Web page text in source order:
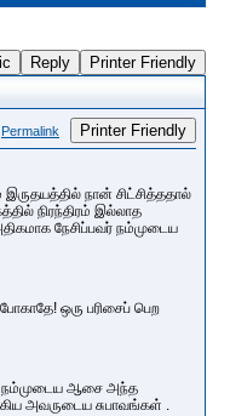
Reply Printer Friendly
Permalink Printer Friendly
நான் சிட்சித்ததால்
நிரந்திரம் இல்லாத
நேசிப்பவர் நம்முடைய
ஒரு பரிசைப் பெற
நம்முடைய ஆசை அந்த
அவருடைய சுபாவங்கள் .